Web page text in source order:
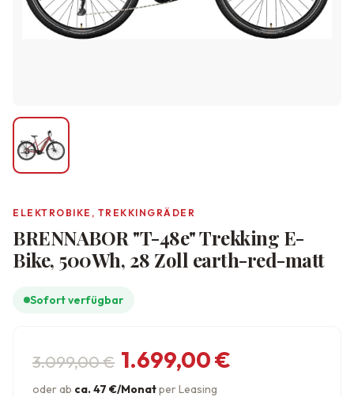
ELEKTROBIKE, TREKKINGRÄDER
BRENNABOR "T-48e" Trekking E-
Bike, 500Wh, 28 Zoll earth-red-matt
Sofort verfügbar
3.099,00€
Ursprünglicher Preis war:
1.699,00€
Aktueller Preis ist: 1.699,00 €.
oder ab ca. 47 €/Monatper Leasing